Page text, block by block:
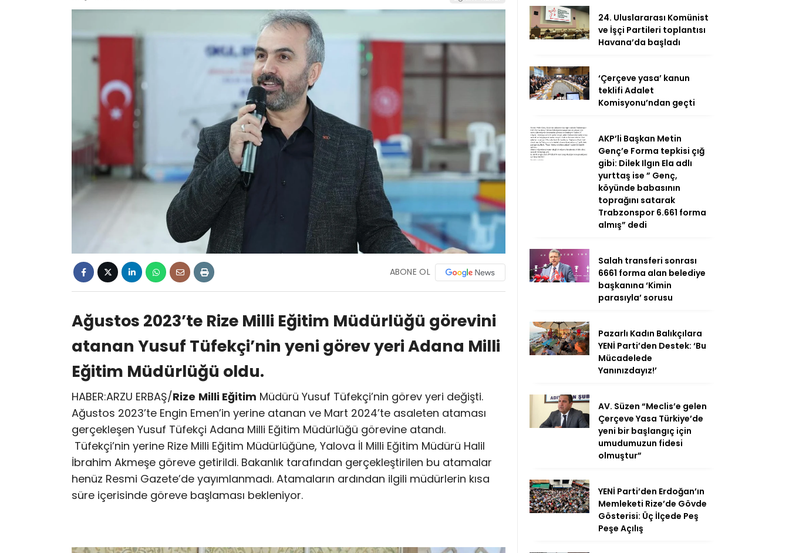
ABONE OL
Ağustos 2023’te Rize Milli Eğitim Müdürlüğü görevini
atanan Yusuf Tüfekçi’nin yeni görev yeri Adana Milli
Eğitim Müdürlüğü oldu.
HABER:ARZU ERBAŞ/Rize Milli Eğitim Müdürü Yusuf Tüfekçi’nin görev yeri değişti.
Ağustos 2023’te Engin Emen’in yerine atanan ve Mart 2024’te asaleten ataması
gerçekleşen Yusuf Tüfekçi Adana Milli Eğitim Müdürlüğü görevine atandı.
Tüfekçi’nin yerine Rize Milli Eğitim Müdürlüğüne, Yalova İl Milli Eğitim Müdürü Halil
İbrahim Akmeşe göreve getirildi. Bakanlık tarafından gerçekleştirilen bu atamalar
henüz Resmi Gazete’de yayımlanmadı. Atamaların ardından ilgili müdürlerin kısa
süre içerisinde göreve başlaması bekleniyor.
24. Uluslararası Komünist
ve İşçi Partileri toplantısı
Havana’da başladı
‘Çerçeve yasa’ kanun
teklifi Adalet
Komisyonu’ndan geçti
AKP’li Başkan Metin
Genç’e Forma tepkisi çığ
gibi: Dilek Ilgın Ela adlı
yurttaş ise ” Genç,
köyünde babasının
toprağını satarak
Trabzonspor 6.661 forma
almış” dedi
Salah transferi sonrası
6661 forma alan belediye
başkanına ‘Kimin
parasıyla’ sorusu
Pazarlı Kadın Balıkçılara
YENİ Parti’den Destek: ‘Bu
Mücadelede
Yanınızdayız!’
AV. Süzen “Meclis’e gelen
Çerçeve Yasa Türkiye’de
yeni bir başlangıç için
umudumuzun fidesi
olmuştur”
YENİ Parti’den Erdoğan’ın
Memleketi Rize’de Gövde
Gösterisi: Üç İlçede Peş
Peşe Açılış